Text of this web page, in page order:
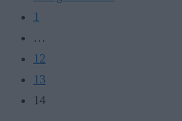
1
…
12
13
14